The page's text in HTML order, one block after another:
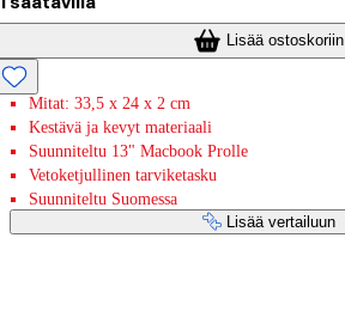
Lisää ostoskoriin
Mitat: 33,5 x 24 x 2 cm
Kestävä ja kevyt materiaali
Suunniteltu 13" Macbook Prolle
Vetoketjullinen tarviketasku
Suunniteltu Suomessa
Lisää vertailuun